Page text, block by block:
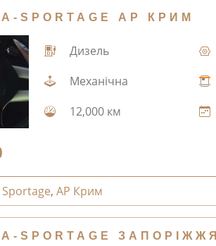
SPORTAGE АР КРИМ
Дизель
Механічна
12,000 км
Sportage,АР Крим
SPORTAGE ЗАПОРІЖЖЯ